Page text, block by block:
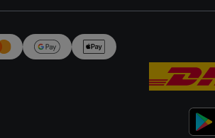
Door te klikken op "Weigeren", kies je voor
Door op "Akkoord" te klikken, stem je in met
inclusief over de opslagperiode van de
privacyverklaring.Je
over de cookies die wij inzetten.